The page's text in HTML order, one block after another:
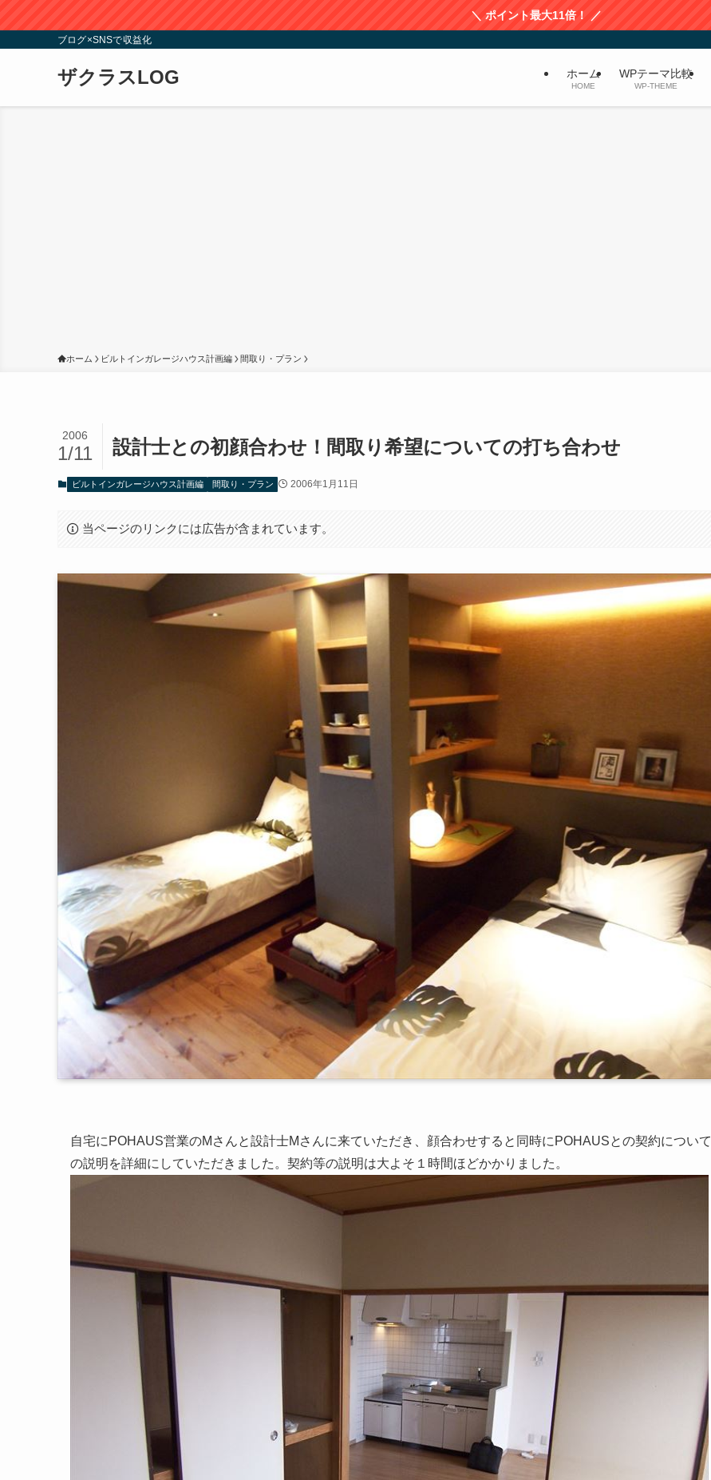
＼ ポイント最大11倍！ ／
ブログ×SNSで収益化
ザクラスLOG ホーム
HOME
WPテーマ比較
WP-THEME
ホーム ビルトインガレージハウス計画編 間取り・プラン
設計士との初顔合わせ！間取り希望についての打ち合わせ
2006
1/11
ビルトインガレージハウス計画編 間取り・プラン 2006年1月11日
当ページのリンクには広告が含まれています。
自宅にPOHAUS営業のMさんと設計士Mさんに来ていただき、顔合わせすると同時にPOHAUSとの契約について
の説明を詳細にしていただきました。契約等の説明は大よそ１時間ほどかかりました。